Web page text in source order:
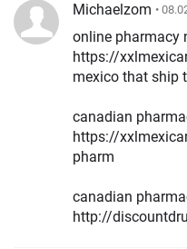
Michaelzom •
online pharmacy
https://
mexico that ship
canadian
https://
pharm
canadian
http://